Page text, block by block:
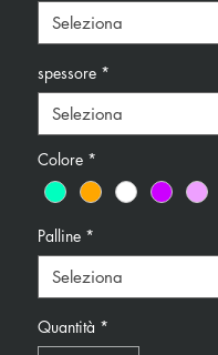
Seleziona
spessore *
Seleziona
Colore *
Palline *
Seleziona
Quantità *